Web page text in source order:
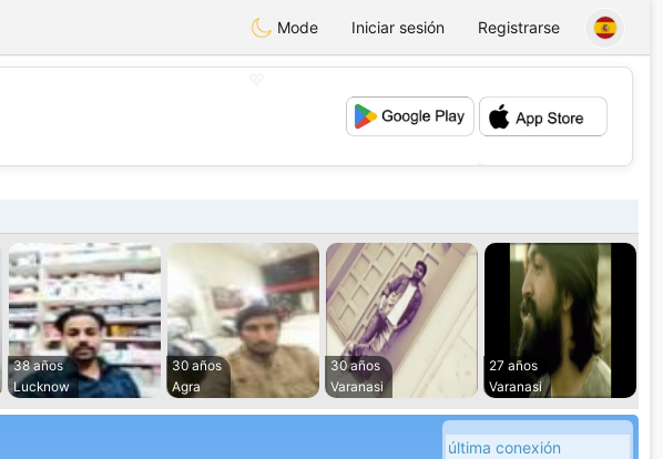
Mode Iniciar sesión Registrarse
38 años
Lucknow
30 años
Agra
30 años
Varanasi
27 años
Varanasi
última conexión